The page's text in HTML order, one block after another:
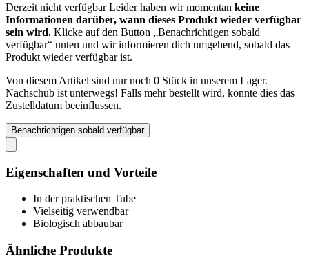
Derzeit nicht verfügbarLeider haben wir momentan keine
Informationen darüber, wann dieses Produkt wieder verfügbar
sein wird. Klicke auf den Button „Benachrichtigen sobald
verfügbar“ unten und wir informieren dich umgehend, sobald das
Produkt wieder verfügbar ist.
Von diesem Artikel sind nur noch 0 Stück in unserem Lager.
Nachschub ist unterwegs! Falls mehr bestellt wird, könnte dies das
Zustelldatum beeinflussen.
Benachrichtigen sobald verfügbar
Eigenschaften und Vorteile
In der praktischen Tube
Vielseitig verwendbar
Biologisch abbaubar
Ähnliche Produkte